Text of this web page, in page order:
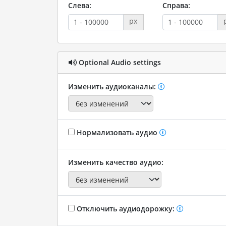
Слева:
px
Справа:
Optional Audio settings
Изменить аудиоканалы:
Нормализовать аудио
Изменить качество аудио:
Отключить аудиодорожку: